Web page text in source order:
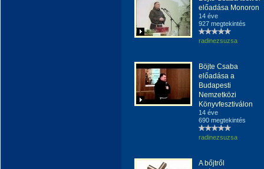
előadása Monoron
14 éve
927 megtekintés
radinezsuzsa
Böjte Csaba
előadása a
Budapesti
Nemzetközi
Könyvfesztiválon
14 éve
690 megtekintés
radinezsuzsa
A bőjtről